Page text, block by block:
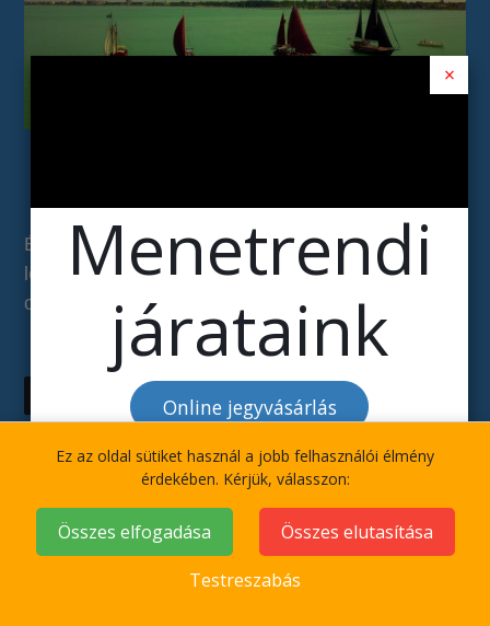
×
Menetrendi
járataink
Online jegyvásárlás
Csapatépítés Balatonon
Élmény és feladat specifikus programok a Balaton
legnagyobb 40-70 fős vitorláshajóival. Vitorlás
csapatépítések tematikus feladatokkal.
A csapatépítések érdekelnek
Ez az oldal sütiket használ a jobb felhasználói élmény
érdekében. Kérjük, válasszon:
Összes elfogadása
Összes elutasítása
Testreszabás